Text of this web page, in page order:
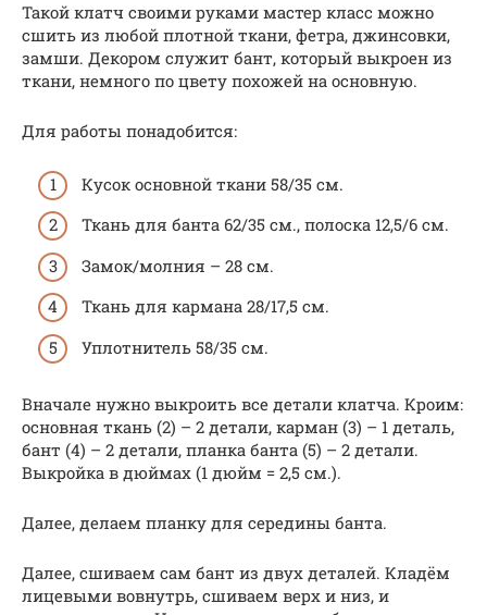
Такой клатч своими руками мастер класс можно
сшить из любой плотной ткани, фетра, джинсовки,
замши. Декором служит бант, который выкроен из
ткани, немного по цвету похожей на основную.
Для работы понадобится:
Кусок основной ткани 58/35 см.
Ткань для банта 62/35 см., полоска 12,5/6 см.
Замок/молния – 28 см.
Ткань для кармана 28/17,5 см.
Уплотнитель 58/35 см.
Вначале нужно выкроить все детали клатча. Кроим:
основная ткань (2) – 2 детали, карман (3) – 1 деталь,
бант (4) – 2 детали, планка банта (5) – 2 детали.
Выкройка в дюймах (1 дюйм = 2,5 см.).
Далее, делаем планку для середины банта.
Далее, сшиваем сам бант из двух деталей. Кладём
лицевыми вовнутрь, сшиваем верх и низ, и